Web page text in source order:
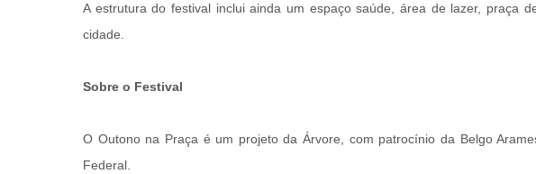
A estrutura do festival inclui ainda um espaço saúde, área de lazer, praça
cidade.
Sobre o Festival
O Outono na Praça é um projeto da Árvore, com patrocínio da Belgo
Federal.